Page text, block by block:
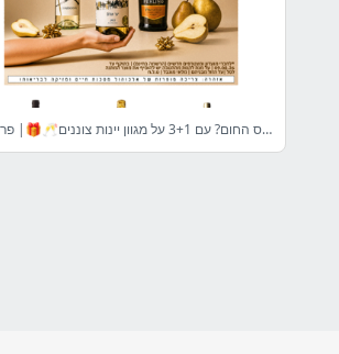
הדרך הכי טובה לעבור את עומס החום? עם 3+1 על מגוון יינות צוננים🥂🎁| פרסומת